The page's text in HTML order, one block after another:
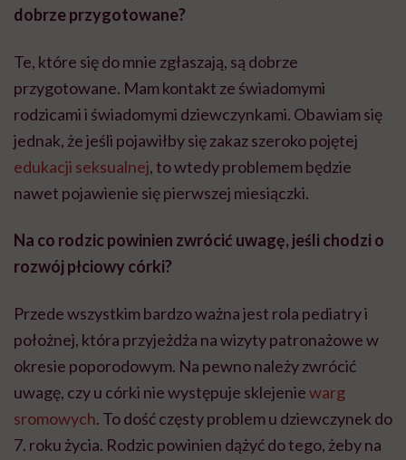
dobrze przygotowane?
Te, które się do mnie zgłaszają, są dobrze
przygotowane. Mam kontakt ze świadomymi
rodzicami i świadomymi dziewczynkami. Obawiam się
jednak, że jeśli pojawiłby się zakaz szeroko pojętej
edukacji seksualnej, to wtedy problemem będzie
nawet pojawienie się pierwszej miesiączki.
Na co rodzic powinien zwrócić uwagę, jeśli chodzi o
rozwój płciowy córki?
Przede wszystkim bardzo ważna jest rola pediatry i
położnej, która przyjeżdża na wizyty patronażowe w
okresie poporodowym. Na pewno należy zwrócić
uwagę, czy u córki nie występuje sklejeniewarg
sromowych. To dość częsty problem u dziewczynek do
7. roku życia. Rodzic powinien dążyć do tego, żeby na